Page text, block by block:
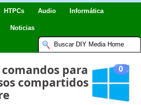
HTPCs Audio Informática
Noticias
0
para
compartidos